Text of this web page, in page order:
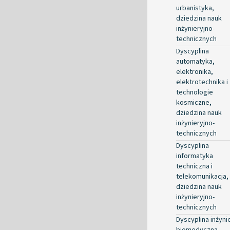
urbanistyka,
dziedzina nauk
inżynieryjno-
technicznych
Dyscyplina
automatyka,
elektronika,
elektrotechnika i
technologie
kosmiczne,
dziedzina nauk
inżynieryjno-
technicznych
Dyscyplina
informatyka
techniczna i
telekomunikacja,
dziedzina nauk
inżynieryjno-
technicznych
Dyscyplina